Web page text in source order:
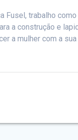
Fusel, trabalho
a construção e
a mulher com a